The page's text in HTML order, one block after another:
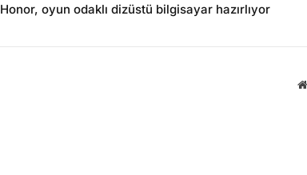
Honor, oyun odaklı dizüstü bilgisayar hazırlıyor